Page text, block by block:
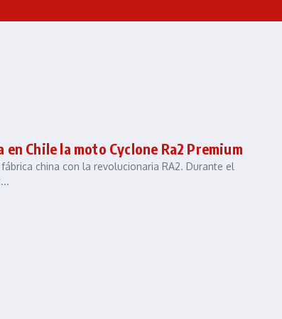
Chile la moto Cyclone Ra2 Premium
china con la revolucionaria RA2. Durante el